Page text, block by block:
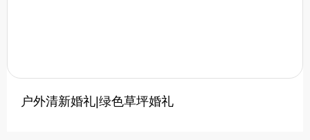
户外清新婚礼|绿色草坪婚礼